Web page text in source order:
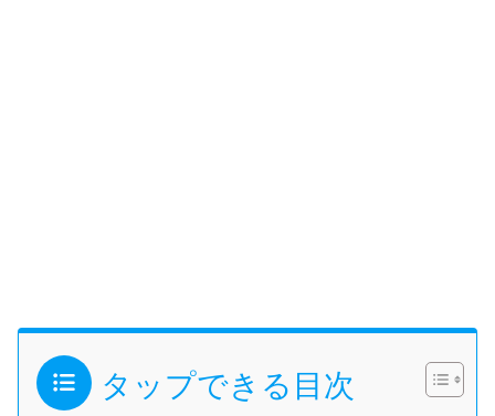
タップできる目次